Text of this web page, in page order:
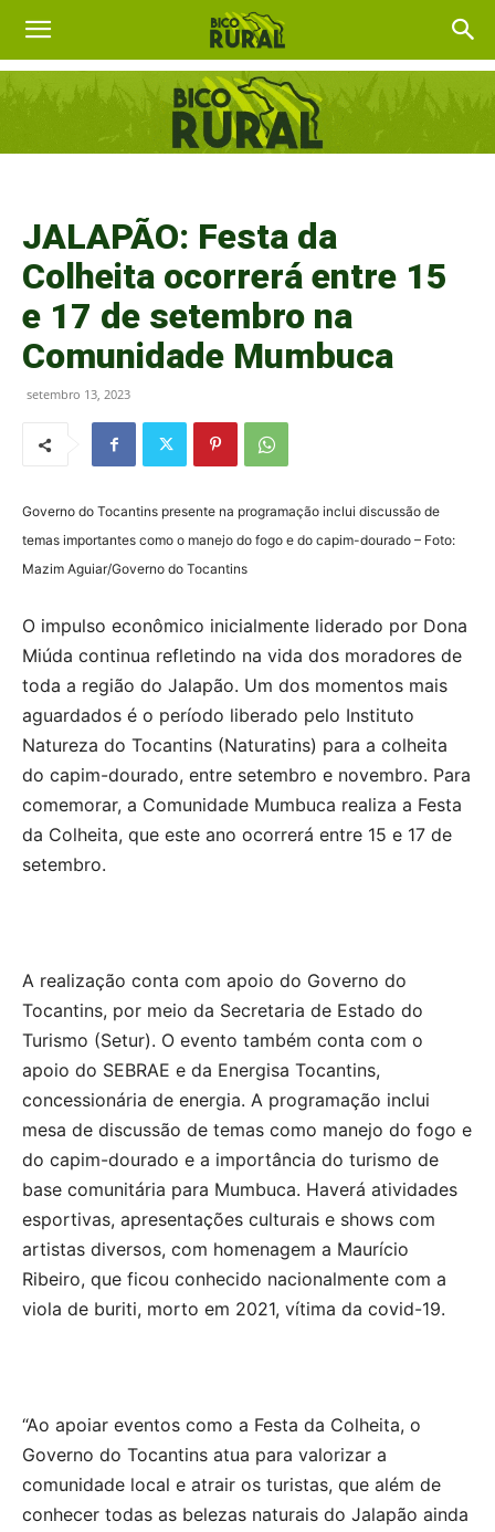
JALAPÃO: Festa da
Colheita ocorrerá entre 15
e 17 de setembro na
Comunidade Mumbuca
setembro 13, 2023
Governo do Tocantins presente na programação inclui discussão de
temas importantes como o manejo do fogo e do capim-dourado – Foto:
Mazim Aguiar/Governo do Tocantins
O impulso econômico inicialmente liderado por Dona
Miúda continua refletindo na vida dos moradores de
toda a região do Jalapão. Um dos momentos mais
aguardados é o período liberado pelo Instituto
Natureza do Tocantins (Naturatins) para a colheita
do capim-dourado, entre setembro e novembro. Para
comemorar, a Comunidade Mumbuca realiza a Festa
da Colheita, que este ano ocorrerá entre 15 e 17 de
setembro.
A realização conta com apoio do Governo do
Tocantins, por meio da Secretaria de Estado do
Turismo (Setur). O evento também conta com o
apoio do SEBRAE e da Energisa Tocantins,
concessionária de energia. A programação inclui
mesa de discussão de temas como manejo do fogo e
do capim-dourado e a importância do turismo de
base comunitária para Mumbuca. Haverá atividades
esportivas, apresentações culturais e shows com
artistas diversos, com homenagem a Maurício
Ribeiro, que ficou conhecido nacionalmente com a
viola de buriti, morto em 2021, vítima da covid-19.
“Ao apoiar eventos como a Festa da Colheita, o
Governo do Tocantins atua para valorizar a
comunidade local e atrair os turistas, que além de
conhecer todas as belezas naturais do Jalapão ainda